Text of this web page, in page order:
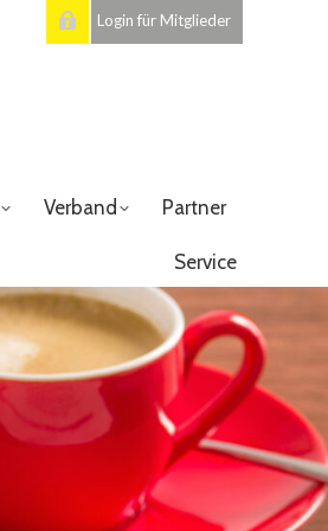
Login für Mitglieder
Verband Partner
Service